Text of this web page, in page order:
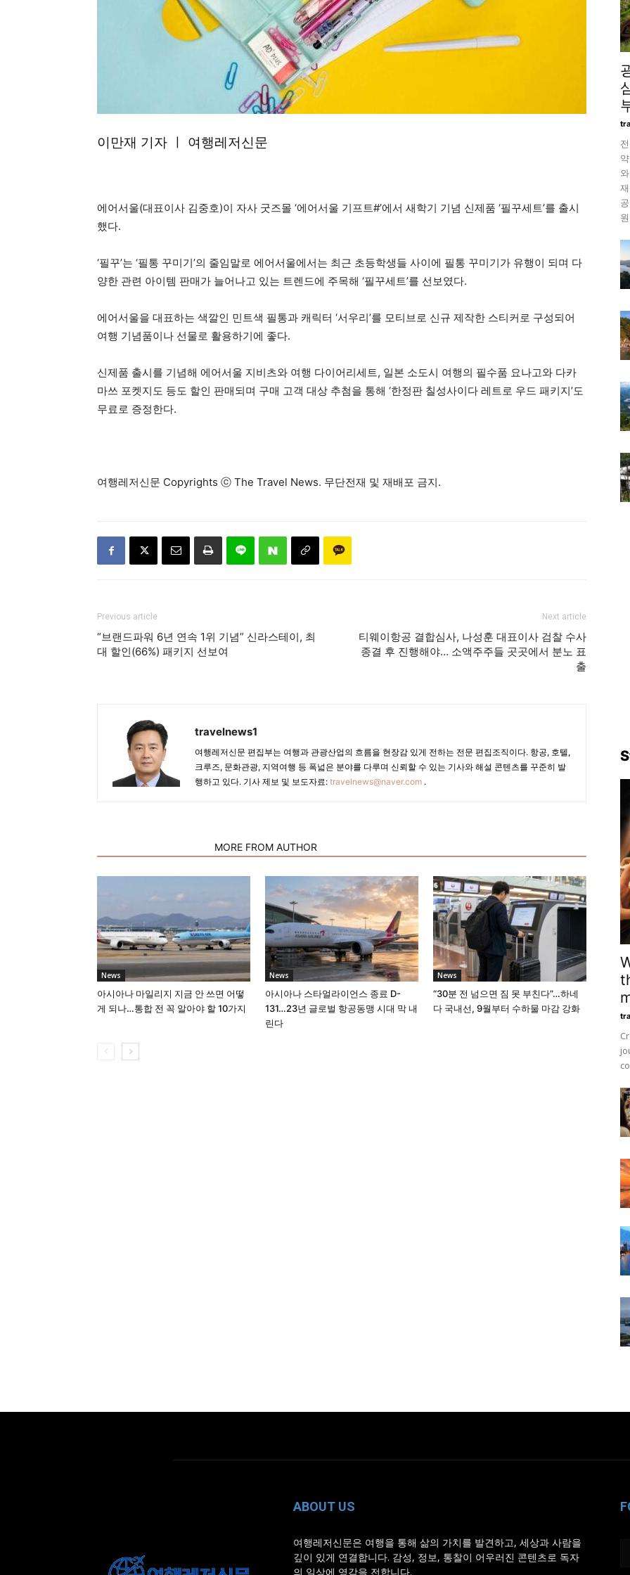
이만재 기자 ㅣ 여행레저신문
에어서울(대표이사 김중호)이 자사 굿즈몰 ‘에어서울 기프트#’에서 새학기 기념 신제품 ‘필꾸세트’를 출시
했다.
‘필꾸’는 ‘필통 꾸미기’의 줄임말로 에어서울에서는 최근 초등학생들 사이에 필통 꾸미기가 유행이 되며 다
양한 관련 아이템 판매가 늘어나고 있는 트렌드에 주목해 ‘필꾸세트’를 선보였다.
에어서울을 대표하는 색깔인 민트색 필통과 캐릭터 ‘서우리’를 모티브로 신규 제작한 스티커로 구성되어
여행 기념품이나 선물로 활용하기에 좋다.
신제품 출시를 기념해 에어서울 지비츠와 여행 다이어리세트, 일본 소도시 여행의 필수품 요나고와 다카
마쓰 포켓지도 등도 할인 판매되며 구매 고객 대상 추첨을 통해 ‘한정판 칠성사이다 레트로 우드 패키지’도
무료로 증정한다.
여행레저신문 Copyrights ⓒ The Travel News. 무단전재 및 재배포 금지.
Previous article
“브랜드파워 6년 연속 1위 기념” 신라스테이, 최
대 할인(66%) 패키지 선보여
Next article
티웨이항공 결합심사, 나성훈 대표이사 검찰 수사
종결 후 진행해야… 소액주주들 곳곳에서 분노 표
출
travelnews1
여행레저신문 편집부는 여행과 관광산업의 흐름을 현장감 있게 전하는 전문 편집조직이다. 항공, 호텔,
크루즈, 문화관광, 지역여행 등 폭넓은 분야를 다루며 신뢰할 수 있는 기사와 해설 콘텐츠를 꾸준히 발
행하고 있다. 기사 제보 및 보도자료: travelnews@naver.com .
MORE FROM AUTHOR
News
아시아나 마일리지 지금 안 쓰면 어떻
게 되나…통합 전 꼭 알아야 할 10가지
News
아시아나 스타얼라이언스 종료 D-
131…23년 글로벌 항공동맹 시대 막 내
린다
News
“30분 전 넘으면 짐 못 부친다”…하네
다 국내선, 9월부터 수하물 마감 강화
ABOUT US
여행레저신문은 여행을 통해 삶의 가치를 발견하고, 세상과 사람을
깊이 있게 연결합니다. 감성, 정보, 통찰이 어우러진 콘텐츠로 독자
의 일상에 영감을 전합니다.